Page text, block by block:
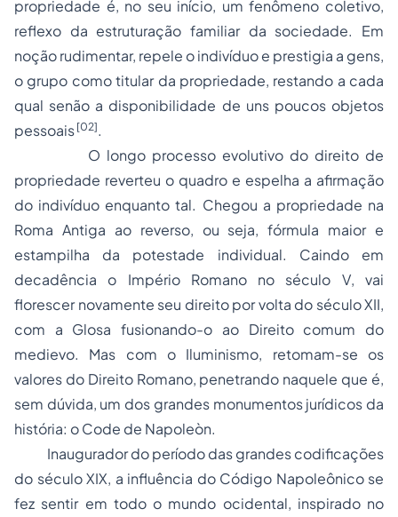
propriedade é, no seu início, um fenômeno coletivo,
reflexo da estruturação familiar da sociedade. Em
noção rudimentar, repele o indivíduo e prestigia a gens,
o grupo como titular da propriedade, restando a cada
qual senão a disponibilidade de uns poucos objetos
pessoais [02].
O longo processo evolutivo do direito de
propriedade reverteu o quadro e espelha a afirmação
do indivíduo enquanto tal. Chegou a propriedade na
Roma Antiga ao reverso, ou seja, fórmula maior e
estampilha da potestade individual. Caindo em
decadência o Império Romanono século V, vai
florescer novamente seu direito por volta do século XII,
com a Glosa fusionando-o ao Direito comum do
medievo. Mas com o Iluminismo, retomam-se os
valores do Direito Romano, penetrando naquele que é,
sem dúvida, um dos grandes monumentos jurídicos da
história: oCode de Napoleòn.
Inaugurador do período das grandes codificações
do século XIX, a influência do Código Napoleônicose
fez sentir em todo o mundo ocidental, inspirado no